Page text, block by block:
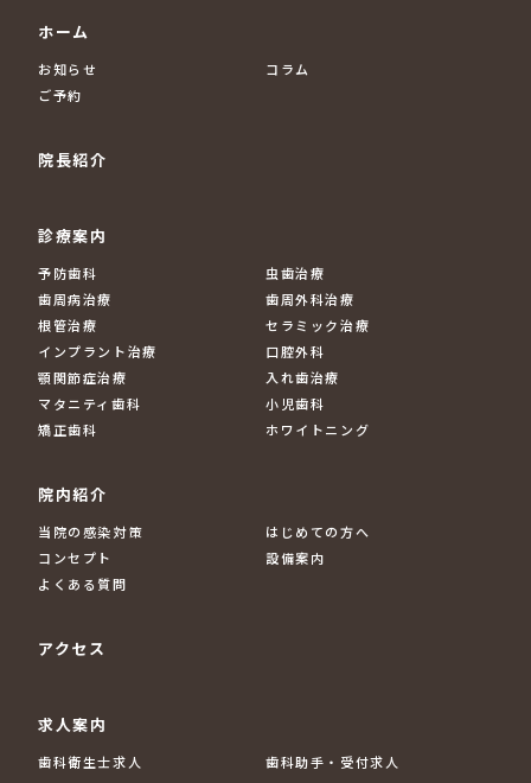
ホーム
お知らせ
コラム
ご予約
院長紹介
診療案内
予防歯科
虫歯治療
歯周病治療
歯周外科治療
根管治療
セラミック治療
インプラント治療
口腔外科
顎関節症治療
入れ歯治療
マタニティ歯科
小児歯科
矯正歯科
ホワイトニング
院内紹介
当院の感染対策
はじめての方へ
コンセプト
設備案内
よくある質問
アクセス
求人案内
歯科衛生士求人 歯科助手・受付求人